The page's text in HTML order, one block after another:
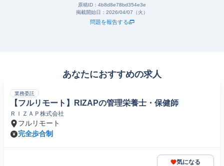
原稿ID： 4b8d8e78bd354e3e
掲載開始日： 2026/04/07（火）
問題を報告する
あなたにおすすめの求人
業務委託
【フルリモート】RIZAPの管理栄養士・保健師
ＲＩＺＡＰ株式会社
フルリモート
完全歩合制
気になる